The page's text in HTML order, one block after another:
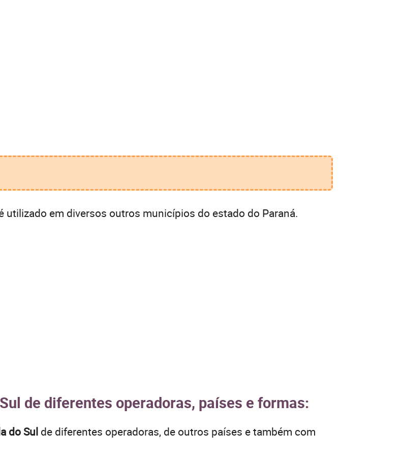
utilizado em diversos outros municípios do estado do Paraná.
de diferentes operadoras, países e formas:
do Sul de diferentes operadoras, de outros países e também com